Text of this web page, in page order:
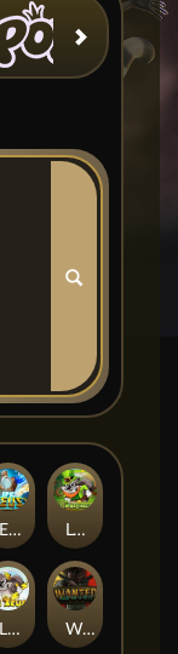
LE ZEUS
Epic Ze Zeus
Wanted Dead or a Wild
Le Prechaun